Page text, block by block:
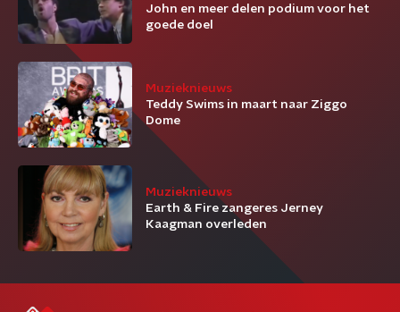
John en meer delen podium voor het
goede doel
Muzieknieuws
Teddy Swims in maart naar Ziggo
Dome
Muzieknieuws
Earth & Fire zangeres Jerney
Kaagman overleden